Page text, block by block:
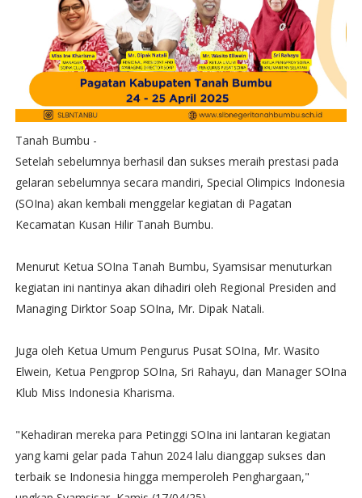
Tanah Bumbu -
Setelah sebelumnya berhasil dan sukses meraih prestasi pada
gelaran sebelumnya secara mandiri, Special Olimpics Indonesia
(SOIna) akan kembali menggelar kegiatan di Pagatan
Kecamatan Kusan Hilir Tanah Bumbu.
Menurut Ketua SOIna Tanah Bumbu, Syamsisar menuturkan
kegiatan ini nantinya akan dihadiri oleh Regional Presiden and
Managing Dirktor Soap SOIna, Mr. Dipak Natali.
Juga oleh Ketua Umum Pengurus Pusat SOIna, Mr. Wasito
Elwein, Ketua Pengprop SOIna, Sri Rahayu, dan Manager SOIna
Klub Miss Indonesia Kharisma.
"Kehadiran mereka para Petinggi SOIna ini lantaran kegiatan
yang kami gelar pada Tahun 2024 lalu dianggap sukses dan
terbaik se Indonesia hingga memperoleh Penghargaan,"